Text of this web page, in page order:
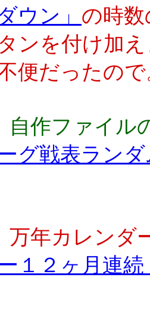
ウン」 の時
ンを付け加
便だったの
作ファイル
ーグ戦表ラン
年カレンダ
１２ヶ月連続